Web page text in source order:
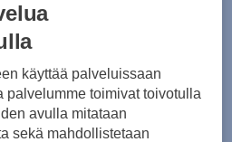
käyttää palveluissaan
palvelumme toimivat toivotulla
avulla mitataan
sekä mahdollistetaan